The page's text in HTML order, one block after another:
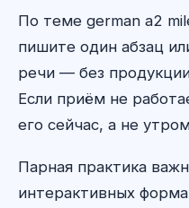
По теме german a2
пишите один абзац
речи — без
Если приём не
его сейчас, а не
Парная практика
интерактивных